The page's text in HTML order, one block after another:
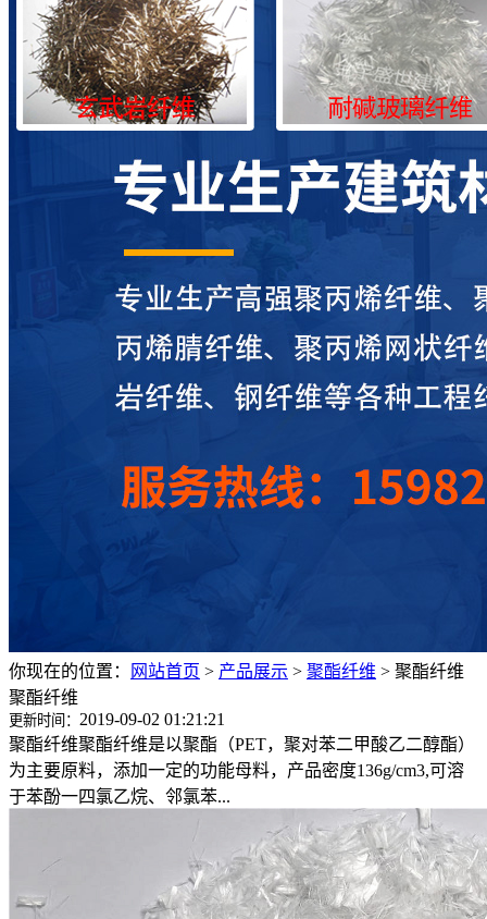
你现在的位置： 网站首页 > 产品展示 > 聚酯纤维 > 聚酯纤维
聚酯纤维
更新时间： 2019-09-02 01:21:21
聚酯纤维聚酯纤维是以聚酯（PET，聚对苯二甲酸乙二醇酯）
为主要原料，添加一定的功能母料，产品密度136g/cm3,可溶
于苯酚一四氯乙烷、邻氯苯...